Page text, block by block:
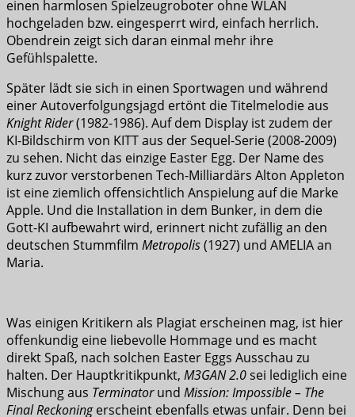
einen harmlosen Spielzeugroboter ohne WLAN
hochgeladen bzw. eingesperrt wird, einfach herrlich.
Obendrein zeigt sich daran einmal mehr ihre
Gefühlspalette.
Später lädt sie sich in einen Sportwagen und während
einer Autoverfolgungsjagd ertönt die Titelmelodie aus
Knight Rider(1982-1986). Auf dem Display ist zudem der
KI-Bildschirm von KITT aus der Sequel-Serie (2008-2009)
zu sehen. Nicht das einzige Easter Egg. Der Name des
kurz zuvor verstorbenen Tech-Milliardärs Alton Appleton
ist eine ziemlich offensichtlich Anspielung auf die Marke
Apple. Und die Installation in dem Bunker, in dem die
Gott-KI aufbewahrt wird, erinnert nicht zufällig an den
deutschen Stummfilm Metropolis(1927) und AMELIA an
Maria.
Was einigen Kritikern als Plagiat erscheinen mag, ist hier
offenkundig eine liebevolle Hommage und es macht
direkt Spaß, nach solchen Easter Eggs Ausschau zu
halten. Der Hauptkritikpunkt, M3GAN 2.0sei lediglich eine
Mischung aus Terminatorund Mission: Impossible – The
Final Reckoningerscheint ebenfalls etwas unfair. Denn bei